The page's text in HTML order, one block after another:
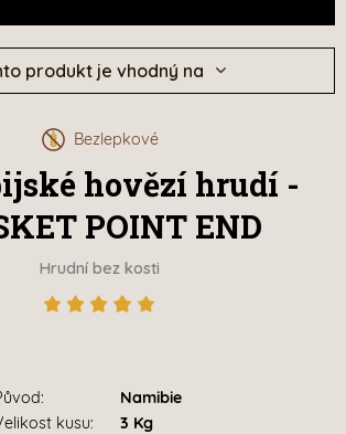
produkt je vhodný na
Bezlepkové
hovězí hrudí -
POINT END
Hrudní bez kosti
Namibie
kusu:
3 Kg